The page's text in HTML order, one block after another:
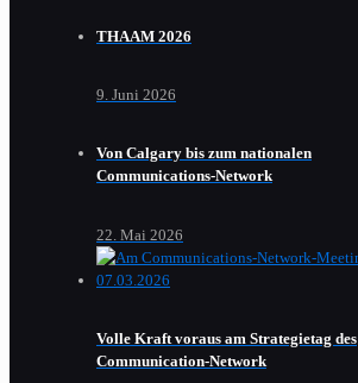
THAAM 2026
9. Juni 2026
Von Calgary bis zum nationalen
Communications-Network
22. Mai 2026
Volle Kraft voraus am Strategietag des
Communication-Network